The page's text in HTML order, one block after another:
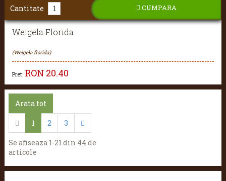
Weigela Florida
(Weigela florida)
Pret: RON 20.40
Cantitate CUMPARA
Arata tot
1 2 3
Se afiseaza 1-21 din 44 de
articole